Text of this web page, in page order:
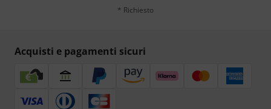
* Richiesto
Acquisti e pagamenti sicuri